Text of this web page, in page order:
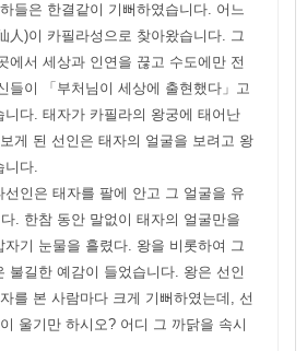
들은 한결같이 기뻐하였습니다. 어느
人)이 카필라성으로 찾아왔습니다. 그
에서 세상과 인연을 끊고 수도에만 전
들이 「부처님이 세상에 출현했다」고
니다. 태자가 카필라의 왕궁에 태어난
게 된 선인은 태자의 얼굴을 보려고 왕
니다.
선인은 태자를 팔에 안고 그 얼굴을 유
. 한참 동안 말없이 태자의 얼굴만을
자기 눈물을 흘렸다. 왕을 비롯하여 그
불길한 예감이 들었습니다. 왕은 선인
를 본 사람마다 크게 기뻐하였는데, 선
울기만 하시오? 어디 그 까닭을 속시